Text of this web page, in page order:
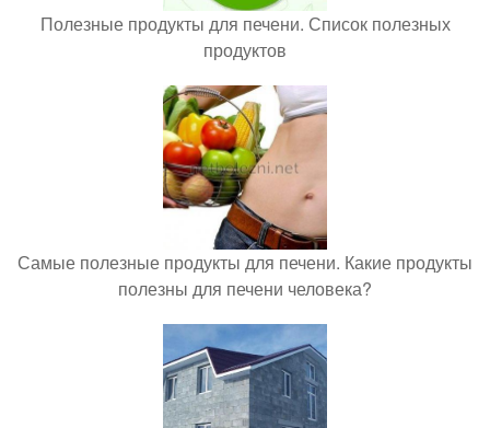
Полезные продукты для печени. Список полезных
продуктов
Самые полезные продукты для печени. Какие продукты
полезны для печени человека?